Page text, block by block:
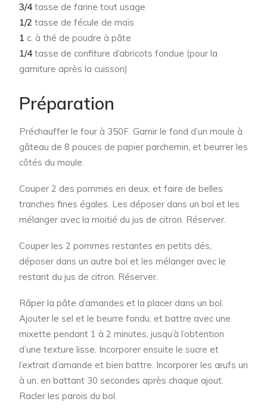
3/4 tasse de farine tout usage
1/2 tasse de fécule de maïs
1 c. à thé de poudre à pâte
1/4 tasse de confiture d’abricots fondue (pour la
garniture après la cuisson)
Préparation
Préchauffer le four à 350F. Garnir le fond d’un moule à
gâteau de 8 pouces de papier parchemin, et beurrer les
côtés du moule.
Couper 2 des pommes en deux, et faire de belles
tranches fines égales. Les déposer dans un bol et les
mélanger avec la moitié du jus de citron. Réserver.
Couper les 2 pommes restantes en petits dés,
déposer dans un autre bol et les mélanger avec le
restant du jus de citron. Réserver.
Râper la pâte d’amandes et la placer dans un bol.
Ajouter le sel et le beurre fondu, et battre avec une
mixette pendant 1 à 2 minutes, jusqu’à l’obtention
d’une texture lisse. Incorporer ensuite le sucre et
l’extrait d’amande et bien battre. Incorporer les œufs un
à un, en battant 30 secondes après chaque ajout.
Racler les parois du bol.